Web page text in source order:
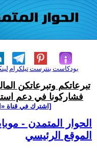
تيلكرامبنترست بودكاست
تبرعاتكم وتبرعاتكن
فشاركونا في دعم
[اشترك في قناة
الحوار المتمدن -
الموقع الرئيسي